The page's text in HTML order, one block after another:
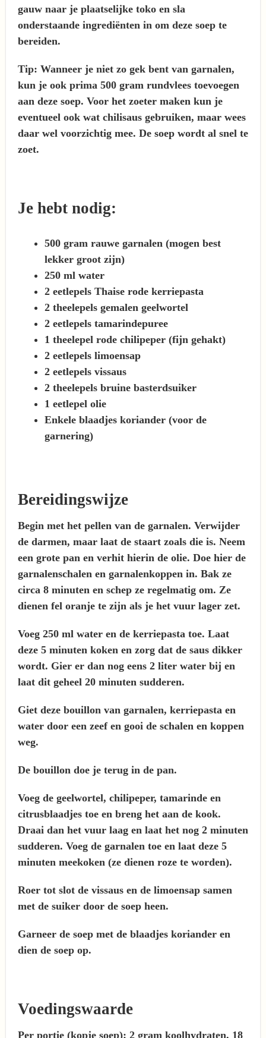
gauw naar je plaatselijke toko en sla
onderstaande ingrediënten in om deze soep te
bereiden.
Tip: Wanneer je niet zo gek bent van garnalen,
kun je ook prima 500 gram rundvlees toevoegen
aan deze soep. Voor het zoeter maken kun je
eventueel ook wat chilisaus gebruiken, maar wees
daar wel voorzichtig mee. De soep wordt al snel te
zoet.
Je hebt nodig:
500 gram rauwe garnalen (mogen best
lekker groot zijn)
250 ml water
2 eetlepels Thaise rode kerriepasta
2 theelepels gemalen geelwortel
2 eetlepels tamarindepuree
1 theelepel rode chilipeper (fijn gehakt)
2 eetlepels limoensap
2 eetlepels vissaus
2 theelepels bruine basterdsuiker
1 eetlepel olie
Enkele blaadjes koriander (voor de
garnering)
Bereidingswijze
Begin met het pellen van de garnalen. Verwijder
de darmen, maar laat de staart zoals die is. Neem
een grote pan en verhit hierin de olie. Doe hier de
garnalenschalen en garnalenkoppen in. Bak ze
circa 8 minuten en schep ze regelmatig om. Ze
dienen fel oranje te zijn als je het vuur lager zet.
Voeg 250 ml water en de kerriepasta toe. Laat
deze 5 minuten koken en zorg dat de saus dikker
wordt. Gier er dan nog eens 2 liter water bij en
laat dit geheel 20 minuten sudderen.
Giet deze bouillon van garnalen, kerriepasta en
water door een zeef en gooi de schalen en koppen
weg.
De bouillon doe je terug in de pan.
Voeg de geelwortel, chilipeper, tamarinde en
citrusblaadjes toe en breng het aan de kook.
Draai dan het vuur laag en laat het nog 2 minuten
sudderen. Voeg de garnalen toe en laat deze 5
minuten meekoken (ze dienen roze te worden).
Roer tot slot de vissaus en de limoensap samen
met de suiker door de soep heen.
Garneer de soep met de blaadjes koriander en
dien de soep op.
Voedingswaarde
Per portie (kopje soep): 2 gram koolhydraten, 18